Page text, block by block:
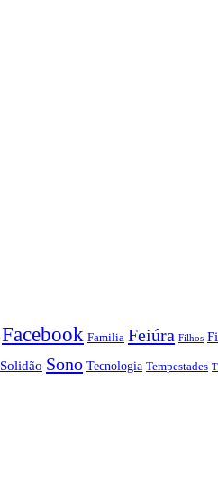
Facebook Familia Feiúra Filhos
Solidão Sono Tecnologia Tempestades